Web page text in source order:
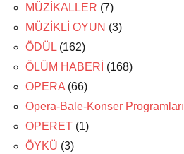
MÜZİKALLER (7)
MÜZİKLİ OYUN (3)
ÖDÜL (162)
ÖLÜM HABERİ (168)
OPERA (66)
Opera-Bale-Konser Programları
OPERET (1)
ÖYKÜ (3)